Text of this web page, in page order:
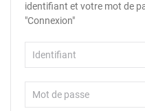
identifiant et votre mot de
"Connexion"